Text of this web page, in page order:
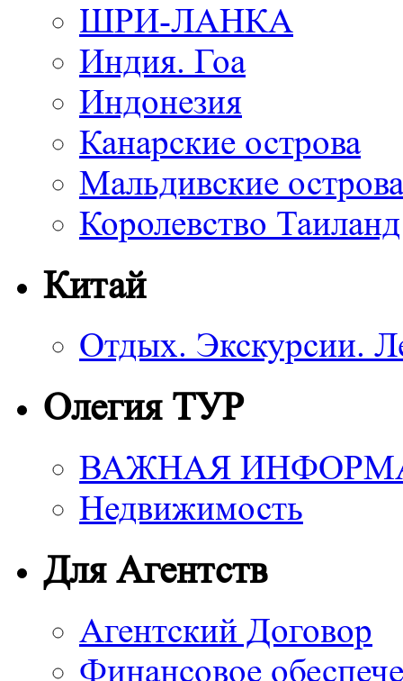
ШРИ-ЛАНКА
Индия. Гоа
Индонезия
Канарские острова
Мальдивские острова
Королевство Таиланд
Китай
Отдых. Экскурсии.
Олегия ТУР
ВАЖНАЯ
Недвижимость
Для Агентств
Агентский Договор
Финансовое